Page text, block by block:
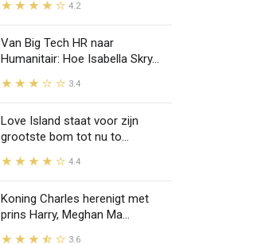
4.2
Van Big Tech HR naar
Humanitair: Hoe Isabella Skry...
3.4
Love Island staat voor zijn
grootste bom tot nu to...
4.4
Koning Charles herenigt met
prins Harry, Meghan Ma...
3.6